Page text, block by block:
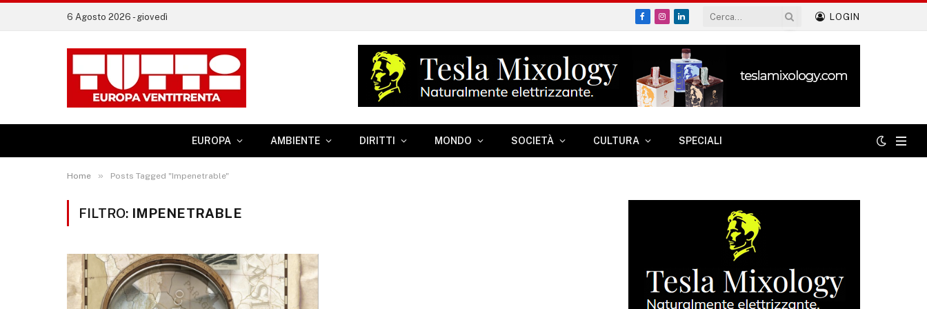
6 Agosto 2026 - giovedì
Facebook
Instagram
LinkedIn
LOGIN
EUROPA AMBIENTE DIRITTI MONDO SOCIETÀ CULTURA SPECIALI
Home » Posts Tagged "Impenetrable"
FILTRO: IMPENETRABLE